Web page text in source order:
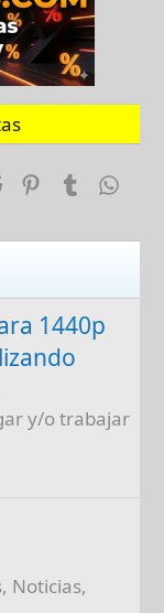
RedditPinterest
Tumblr
1440p
y/o trabajar
Noticias,